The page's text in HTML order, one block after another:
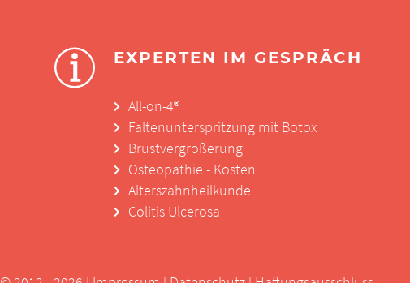
EXPERTEN IM GESPRÄCH
All-on-4®
Faltenunterspritzung mit Botox
Brustvergrößerung
Osteopathie - Kosten
Alterszahnheilkunde
Colitis Ulcerosa